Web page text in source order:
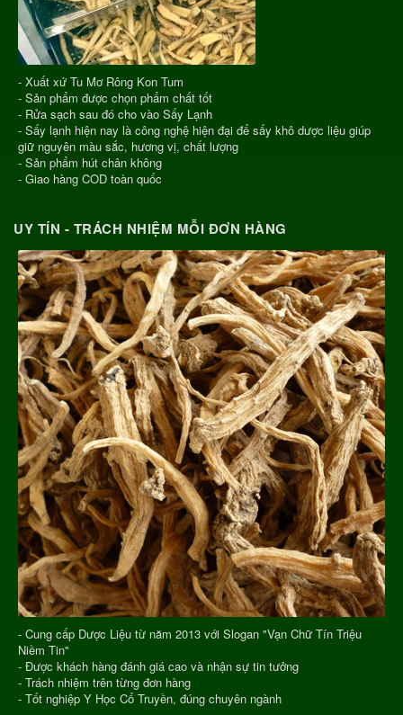
- Xuất xứ Tu Mơ Rông Kon Tum
- Sản phẩm được chọn phẩm chất tốt
- Rửa sạch sau đó cho vào Sấy Lạnh
- Sấy lạnh hiện nay là công nghệ hiện đại để sấy khô dược liệu giúp
giữ nguyên màu sắc, hương vị, chất lượng
- Sản phẩm hút chân không
- Giao hàng COD toàn quốc
UY TÍN - TRÁCH NHIỆM MỖI ĐƠN HÀNG
- Cung cấp Dược Liệu từ năm 2013 với Slogan "Vạn Chữ Tín Triệu
Niềm Tin"
- Được khách hàng đánh giá cao và nhận sự tin tưởng
- Trách nhiệm trên từng đơn hàng
- Tốt nghiệp Y Học Cổ Truyền, đúng chuyên ngành